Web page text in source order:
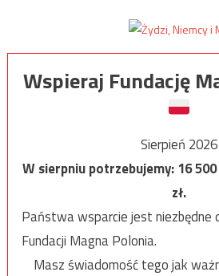
Wspieraj Fundację
Sierpień 2026
W sierpniu potrzebujemy:16 500
zł.
Państwa wsparcie jest niezbędne
Fundacji Magna Polonia.
Masz świadomość tego jak